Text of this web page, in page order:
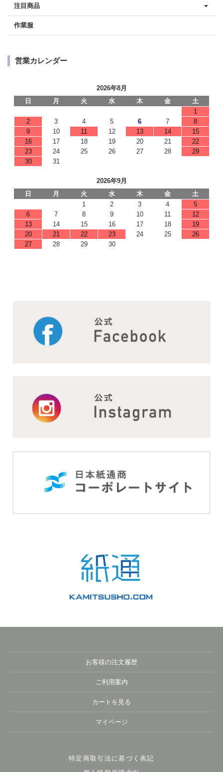
注目商品
作業服
営業カレンダー
2026年8月
日
月 火 水 木 金
土
1
2
3 4 5 6 7
8
9
10 11 12 13 14
15
16
17 18 19 20 21
22
23
24 25 26 27 28
29
30
31
2026年9月
日
月 火 水 木 金
土
1
2 3 4
5
6
7 8 9 10 11
12
13
14 15 16 17 18
19
20
21 22 23 24 25
26
27
28 29 30
お客様の注文履歴
ご利用案内
カートを見る
マイページ
特定商取引法に基づく表記